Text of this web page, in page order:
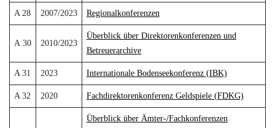
A 28 2007/2023 Regionalkonferenzen
A 30 2010/2023
Überblick über Direktorenkonferenzen und
Betreuerarchive
A 31 2023 Internationale Bodenseekonferenz (IBK)
A 32 2020 Fachdirektorenkonferenz Geldspiele (FDKG)
Überblick über Ämter-/Fachkonferenzen